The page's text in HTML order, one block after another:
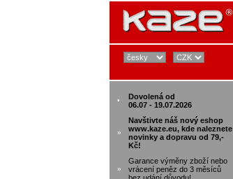
•
Dovolená od
06.07 - 19.07.2026
»
Navštivte náš nový eshop
www.kaze.eu, kde naleznete
novinky a dopravu od 79,-
Kč!
»
Garance výměny zboží nebo
vrácení peněz do 3 měsíců